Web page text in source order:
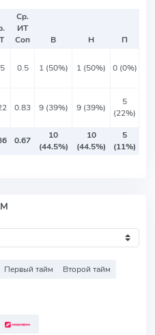
Ср.
ИТ
Соп
В Н
П
0.5 1 (50%) 1 (50%) 0 (0%)
0.83 9 (39%) 9 (39%)
5
(22%)
0.67
10
(44.5%)
10
(44.5%)
5
(11%)
Первый тайм Второй тайм